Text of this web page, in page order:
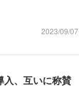
2023/09/07
、互いに称賛